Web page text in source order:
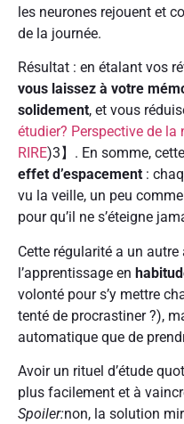
les neurones rejouent et
de la journée.
Résultat : en étalant vos
vous laissez à votre
solidement, et vous
étudier? Perspective de la
RIRE)3】. En somme,
effet d’espacement :
vu la veille, un peu
pour qu’il ne s’éteigne
Cette régularité a un
l’apprentissage en
volonté pour s’y mettre
tenté de procrastiner ?),
automatique que de
Avoir un rituel d’étude
plus facilement et à
Spoiler:non, la solution